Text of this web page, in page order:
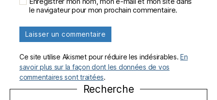
le navigateur pour mon prochain commentaire.
Ce site utilise Akismet pour réduire les indésirables. En
savoir plus sur la façon dont les données de vos
commentaires sont traitées.
Recherche